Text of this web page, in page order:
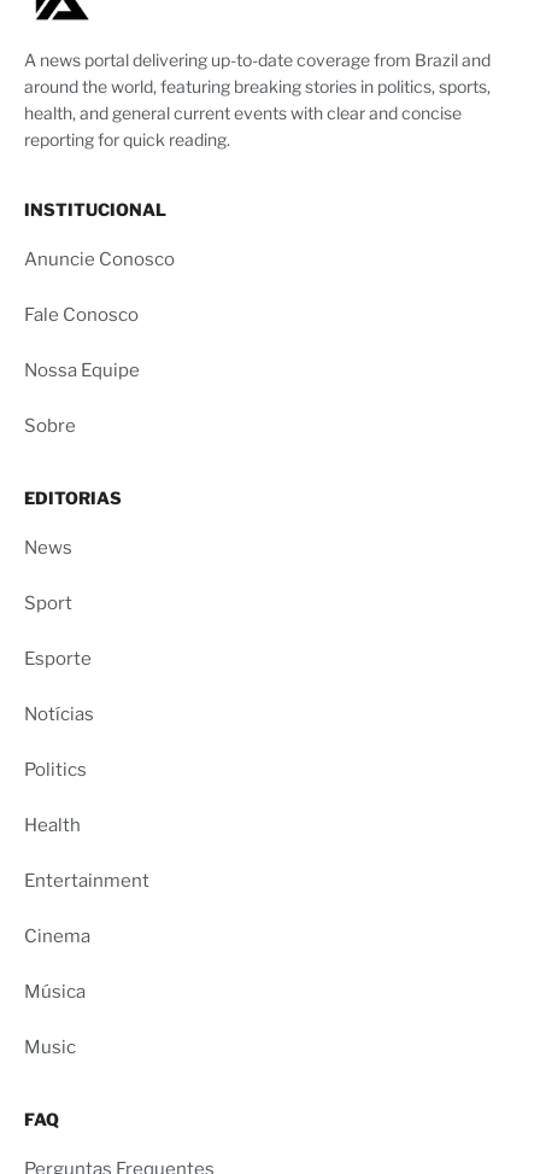
A news portal delivering up-to-date coverage from Brazil and
around the world, featuring breaking stories in politics, sports,
health, and general current events with clear and concise
reporting for quick reading.
INSTITUCIONAL
Anuncie Conosco
Fale Conosco
Nossa Equipe
Sobre
EDITORIAS
News
Sport
Esporte
Notícias
Politics
Health
Entertainment
Cinema
Música
Music
FAQ
Perguntas Frequentes